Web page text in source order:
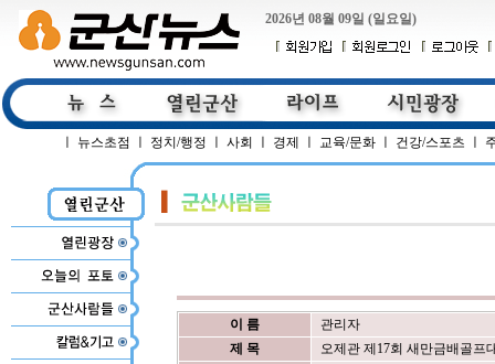
2026년 08월 09일 (일요일)
뉴스초점 정치/행정 사회 경제 교육/문화 건강/스포츠
이 름
관리자
제 목
오제관 제17회 새만금배골프